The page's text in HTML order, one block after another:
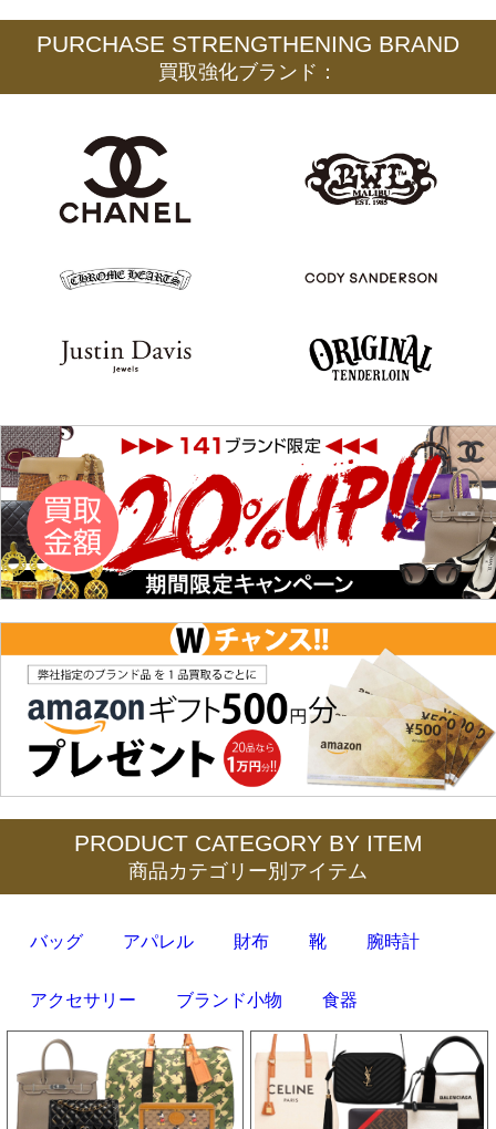
PURCHASE STRENGTHENING BRAND
買取強化ブランド：
PRODUCT CATEGORY BY ITEM
商品カテゴリー別アイテム
バッグ アパレル 財布 靴 腕時計
アクセサリー ブランド小物 食器